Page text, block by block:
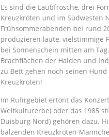
Es sind die Laubfrösche, drei
Kreuzkröten und im Südwesten
Frühsommerabenden bei rund
produzieren laute, vielstimmige
bei Sonnenschein mitten am
Brachflächen der Halden und
zu Bett gehen noch seinen
Kreuzkröten!
Im Ruhrgebiet ertönt das
Weltkulturerbe) oder das 1985
Duisburg Nord) gehören dazu.
balzenden Kreuzkröten-